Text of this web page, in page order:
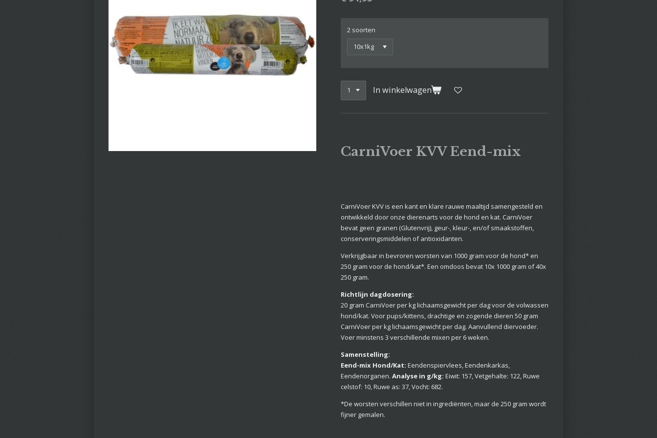
2 soorten
In winkelwagen
CarniVoer KVV Eend-mix
CarniVoer KVV is een kant en klare rauwe maaltijd samengesteld en
ontwikkeld door onze dierenarts voor de hond en kat. CarniVoer
bevat geen granen (Glutenvrij), geur-, kleur-, en/of smaakstoffen,
conserveringsmiddelen of antioxidanten.
Verkrijgbaar in bevroren worsten van 1000 gram voor de hond* en
250 gram voor de hond/kat*. Een omdoos bevat 10x 1000 gram of 40x
250 gram.
Richtlijn dagdosering:
20 gram CarniVoer per kg lichaamsgewicht per dag voor de volwassen
hond/kat. Voor pups/kittens, drachtige en zogende dieren 50 gram
CarniVoer per kg lichaamsgewicht per dag. Aanvullend diervoeder.
Voer minstens 3 verschillende mixen per 6 weken.
Samenstelling:
Eend-mix Hond/Kat: Eendenspiervlees, Eendenkarkas,
Eendenorganen. Analyse in g/kg: Eiwit: 157, Vetgehalte: 122, Ruwe
celstof: 10, Ruwe as: 37, Vocht: 682.
*De worsten verschillen niet in ingrediënten, maar de 250 gram wordt
fijner gemalen.